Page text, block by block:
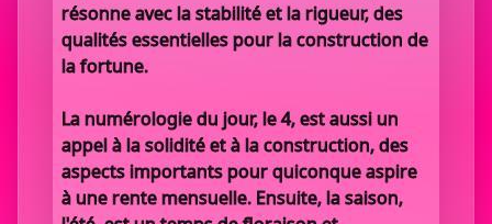
résonne avec la stabilité et la rigueur, des
qualités essentielles pour la construction de
la fortune.
La numérologie du jour, le 4, est aussi un
appel à la solidité et à la construction, des
aspects importants pour quiconque aspire
à une rente mensuelle. Ensuite, la saison,